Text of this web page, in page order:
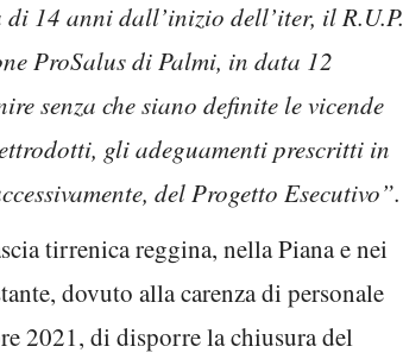
di 14 anni dall’inizio dell’iter, il R.U.P.
ProSalus di Palmi, in data 12
senza che siano definite le vicende
gli adeguamenti prescritti in
del Progetto Esecutivo”.
tirrenica reggina, nella Piana e nei
dovuto alla carenza di personale
2021, di disporre la chiusura del